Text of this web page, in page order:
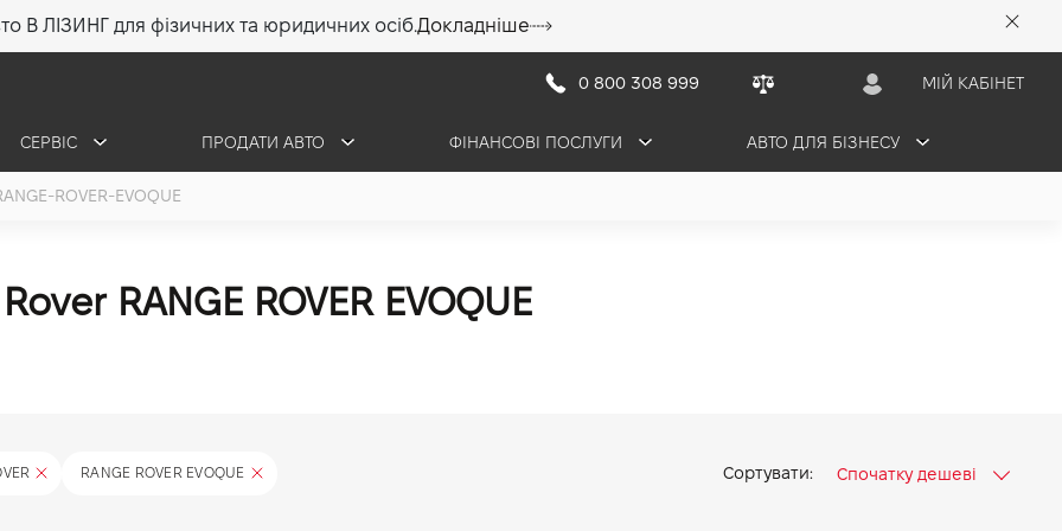
В ЛІЗИНГ для фізичних та юридичних осіб.Докладніше
0 800 308 999 МІЙ КАБІНЕТ
СЕРВІС ПРОДАТИ АВТО ФІНАНСОВІ ПОСЛУГИ АВТО ДЛЯ БІЗНЕСУ
ROVER-EVOQUE
RANGE ROVER EVOQUE
RANGE ROVER EVOQUE Сортувати: Спочатку дешеві